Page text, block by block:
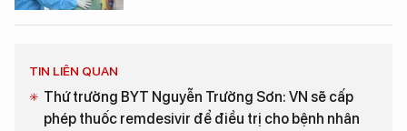
TIN LIÊN QUAN
Thứ trưởng BYT Nguyễn Trường Sơn: VN sẽ cấp
phép thuốc remdesivir để điều trị cho bệnh nhân